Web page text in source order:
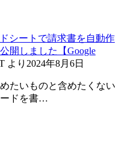
シートで請求書を自動作
開しました【Google
より 2024年8月6日
たいものと含めたくない
ードを書…